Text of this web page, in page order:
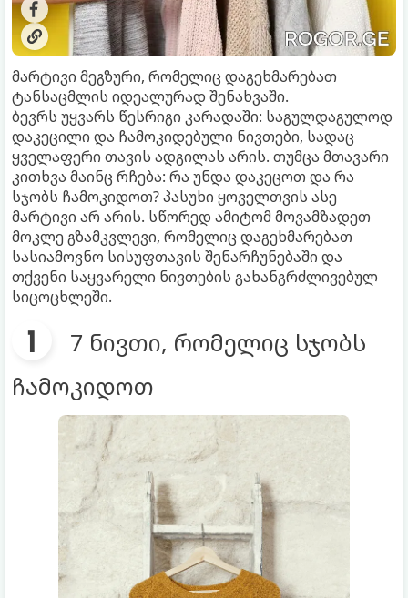
მარტივი მეგზური, რომელიც დაგეხმარებათ
ტანსაცმლის იდეალურად შენახვაში.
ბევრს უყვარს წესრიგი კარადაში: საგულდაგულოდ
დაკეცილი და ჩამოკიდებული ნივთები, სადაც
ყველაფერი თავის ადგილას არის. თუმცა მთავარი
კითხვა მაინც რჩება: რა უნდა დაკეცოთ და რა
სჯობს ჩამოკიდოთ? პასუხი ყოველთვის ასე
მარტივი არ არის. სწორედ ამიტომ მოვამზადეთ
მოკლე გზამკვლევი, რომელიც დაგეხმარებათ
სასიამოვნო სისუფთავის შენარჩუნებაში და
თქვენი საყვარელი ნივთების გახანგრძლივებულ
სიცოცხლეში.
7 ნივთი, რომელიც სჯობს
ჩამოკიდოთ